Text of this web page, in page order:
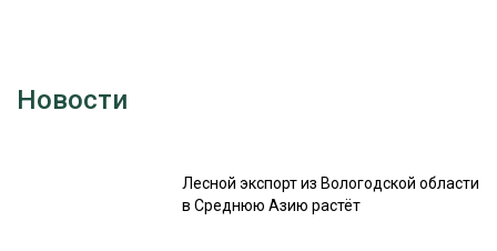
Новости
Лесной экспорт из Вологодской области
в Среднюю Азию растёт